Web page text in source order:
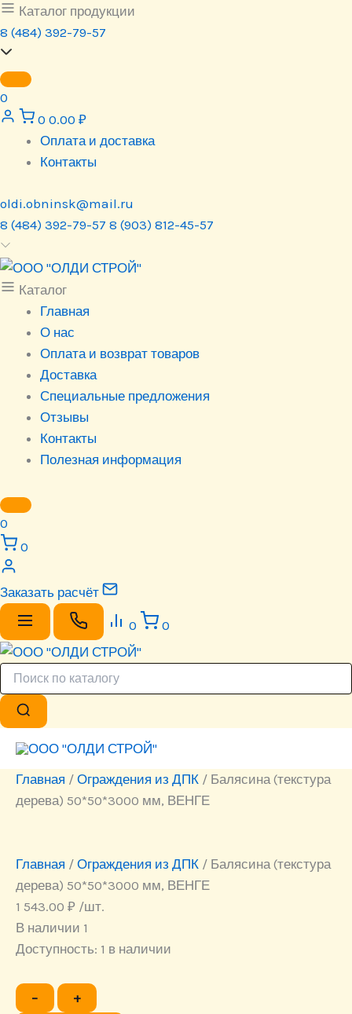
Перейти
к
содержимому
Каталог продукции
8 (484) 392-79-57
0
0 0.00 ₽
Оплата и доставка
Контакты
oldi.obninsk@mail.ru
8 (484) 392-79-57 8 (903) 812-45-57
Каталог
Главная
О нас
Оплата и возврат товаров
Доставка
Специальные предложения
Отзывы
Контакты
Полезная информация
0
0
Заказать расчёт
0 0
Главная / Ограждения из ДПК / Балясина (текстура
дерева) 50*50*3000 мм, ВЕНГЕ
Главная / Ограждения из ДПК / Балясина (текстура
дерева) 50*50*3000 мм, ВЕНГЕ
1 543.00 ₽ /шт.
В наличии 1
Доступность: 1 в наличии
−
Количество
товара
+